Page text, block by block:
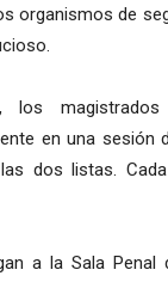
organismos de
los
en una sesión
dos listas.
a la Sala Penal